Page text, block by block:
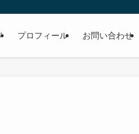
プロフィール お問い合わせ